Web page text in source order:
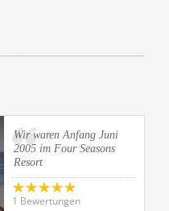
Wir waren Anfang Juni
2005 im Four Seasons
Resort
1 Bewertungen